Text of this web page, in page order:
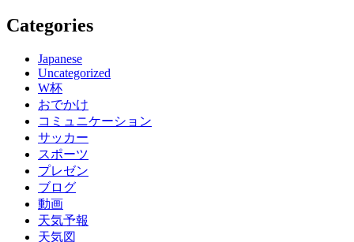
Categories
Japanese
Uncategorized
W杯
おでかけ
コミュニケーション
サッカー
スポーツ
プレゼン
ブログ
動画
天気予報
天気図